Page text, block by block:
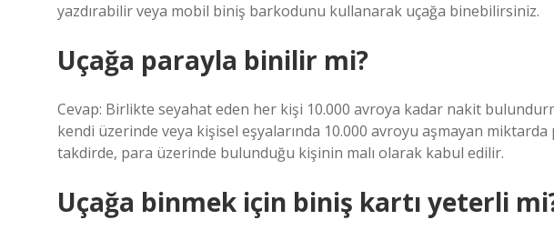
yazdırabilir veya mobil biniş barkodunu kullanarak uçağa binebilirsiniz.
Uçağa parayla binilir mi?
Cevap: Birlikte seyahat eden her kişi 10.000 avroya kadar nakit
kendi üzerinde veya kişisel eşyalarında 10.000 avroyu aşmayan
takdirde, para üzerinde bulunduğu kişinin malı olarak kabul edilir.
Uçağa binmek için biniş kartı yeterli